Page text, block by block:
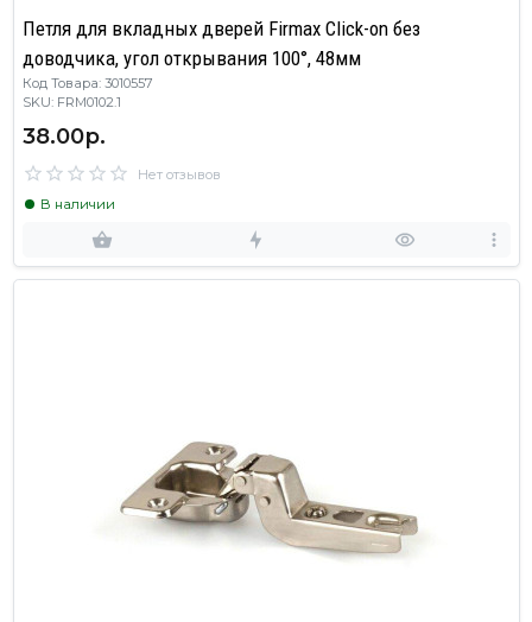
Петля для вкладных дверей Firmax Click-on без
доводчика, угол открывания 100°, 48мм
Код Товара: 3010557
SKU: FRM0102.1
38.00р.
Нет отзывов
В наличии